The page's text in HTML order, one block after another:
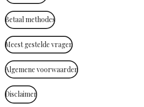
Betaal methodes
Meest gestelde vragen
Algemene voorwaarden
Disclaimer